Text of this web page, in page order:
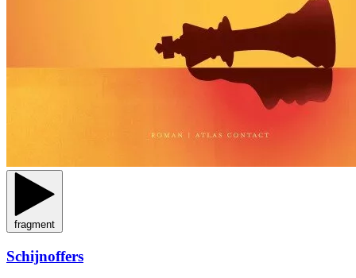
fragment
Schijnoffers